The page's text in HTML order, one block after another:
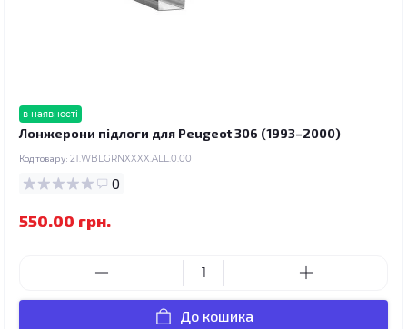
в наявності
Лонжерони підлоги для Peugeot 306 (1993–2000)
Код товару: 21.WBLGRNXXXX.ALL.0.00
0
550.00 грн.
До кошика